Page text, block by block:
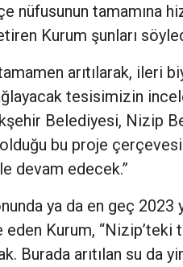
nüfusunun tamamına
Kurum şunları
arıtılarak, ileri
tesisimizin
Belediyesi, Nizip
bu proje
devam edecek.”
ya da en geç 2023
eden Kurum,
Burada arıtılan su da